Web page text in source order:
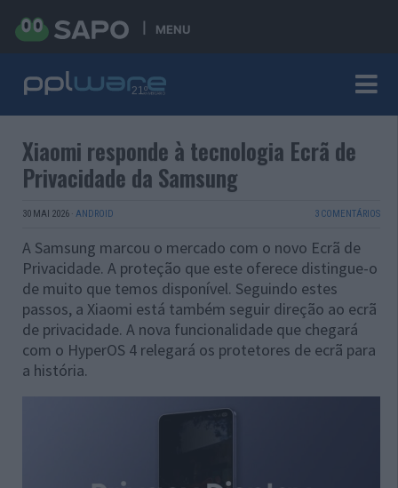
MENU
Xiaomi responde à tecnologia Ecrã de
Privacidade da Samsung
30 MAI 2026 · ANDROID 3 COMENTÁRIOS
A Samsung marcou o mercado com o novo Ecrã de
Privacidade. A proteção que este oferece distingue-o
de muito que temos disponível. Seguindo estes
passos, a Xiaomi está também seguir direção ao ecrã
de privacidade. A nova funcionalidade que chegará
com o HyperOS 4 relegará os protetores de ecrã para
a história.